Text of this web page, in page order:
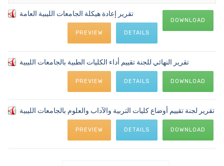
تقرير إعادة هيكلة الجامعات الليبية العامة
DOWNLOAD
DETAILS
PREVIEW
تقرير النهائي للجنة تقييم أداء الكليات الطبية بالجامعات الليبية
DOWNLOAD
DETAILS
PREVIEW
تقرير لجنة تقييم أوضاع كليات التربية والآداب والعلوم بالجامعات الليبية
DOWNLOAD
DETAILS
PREVIEW